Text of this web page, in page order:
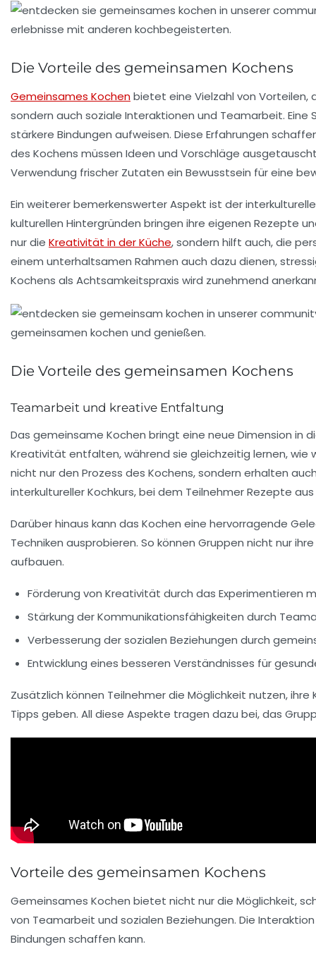
Die Vorteile des gemeinsamen Kochens
Gemeinsames Kochenbietet eine Vielzahl von Vorteilen,
sondern auch soziale Interaktionen und Teamarbeit.
stärkere Bindungen aufweisen. Diese Erfahrungen
des Kochens müssen Ideen und Vorschläge
Verwendung frischer Zutaten ein Bewusstsein für eine
Ein weiterer bemerkenswerter Aspekt ist der
kulturellen Hintergründen bringen ihre eigenen Rezepte
nur die Kreativität in der Küche, sondern hilft auch, die
einem unterhaltsamen Rahmen auch dazu dienen,
Kochens als Achtsamkeitspraxis wird zunehmend
Die Vorteile des gemeinsamen Kochens
Teamarbeit und kreative Entfaltung
Das gemeinsame Kochen bringt eine neue Dimension in
Kreativität entfalten, während sie gleichzeitig lernen, wie
nicht nur den Prozess des Kochens, sondern erhalten
interkultureller Kochkurs, bei dem Teilnehmer Rezepte
Darüber hinaus kann das Kochen eine hervorragende
Techniken ausprobieren. So können Gruppen nicht nur
aufbauen.
Förderung von Kreativität durch das Experimentieren
Stärkung derKommunikationsfähigkeiten durch
Verbesserung dersozialen Beziehungen durch
Entwicklung eines besseren Verständnisses für
Zusätzlich können Teilnehmer die Möglichkeit nutzen, ihre
Tipps geben. All diese Aspekte tragen dazu bei, das
Vorteile des gemeinsamen Kochens
Gemeinsames Kochen bietet nicht nur die Möglichkeit,
von Teamarbeit und sozialen Beziehungen. Die
Bindungen schaffen kann.